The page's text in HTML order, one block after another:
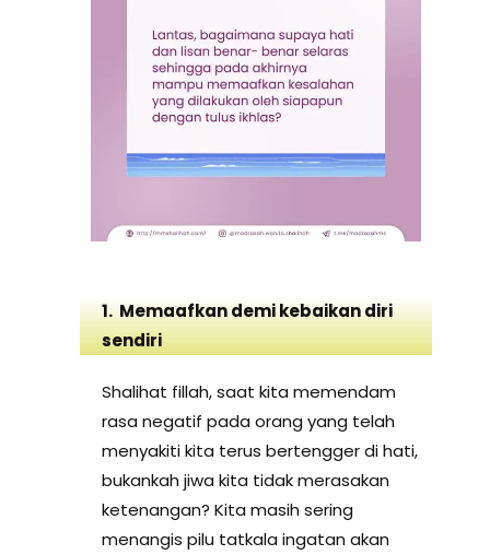
1. Memaafkan demi kebaikan diri
sendiri
Shalihat fillah, saat kita memendam
rasa negatif pada orang yang telah
menyakiti kita terus bertengger di hati,
bukankah jiwa kita tidak merasakan
ketenangan? Kita masih sering
menangis pilu tatkala ingatan akan